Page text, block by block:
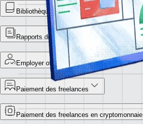
Bibliothèque de rapports
Rapports de paiements statutaires
Employer of record
Paiement des freelances
Paiement des freelances en cryptomonnaie